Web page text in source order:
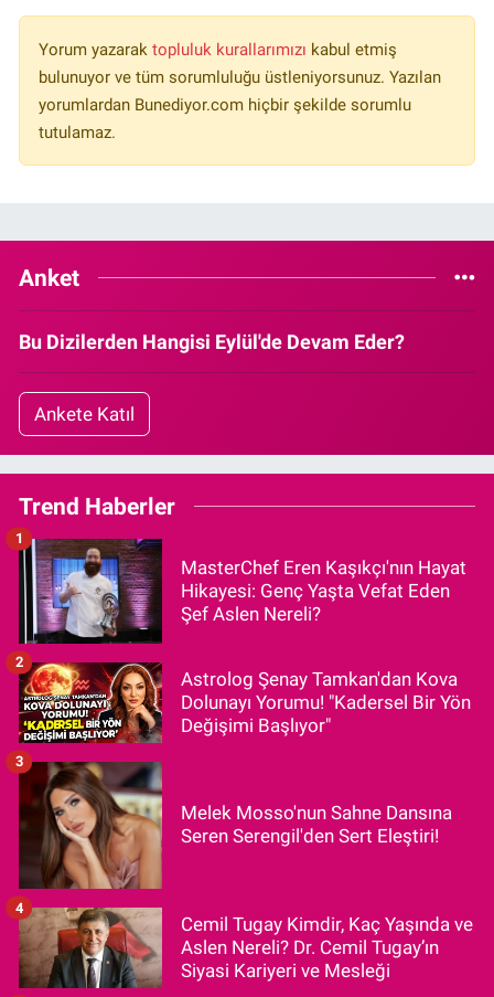
Yorum yazarak topluluk kurallarımızı kabul etmiş
bulunuyor ve tüm sorumluluğu üstleniyorsunuz. Yazılan
yorumlardan Bunediyor.com hiçbir şekilde sorumlu
tutulamaz.
Anket
Bu Dizilerden Hangisi Eylül'de Devam Eder?
Ankete Katıl
Trend Haberler
MasterChef Eren Kaşıkçı'nın Hayat
Hikayesi: Genç Yaşta Vefat Eden
Şef Aslen Nereli?
1
Astrolog Şenay Tamkan'dan Kova
Dolunayı Yorumu! "Kadersel Bir Yön
Değişimi Başlıyor"
2
Melek Mosso'nun Sahne Dansına
Seren Serengil'den Sert Eleştiri!
3
Cemil Tugay Kimdir, Kaç Yaşında ve
Aslen Nereli? Dr. Cemil Tugay’ın
Siyasi Kariyeri ve Mesleği
4